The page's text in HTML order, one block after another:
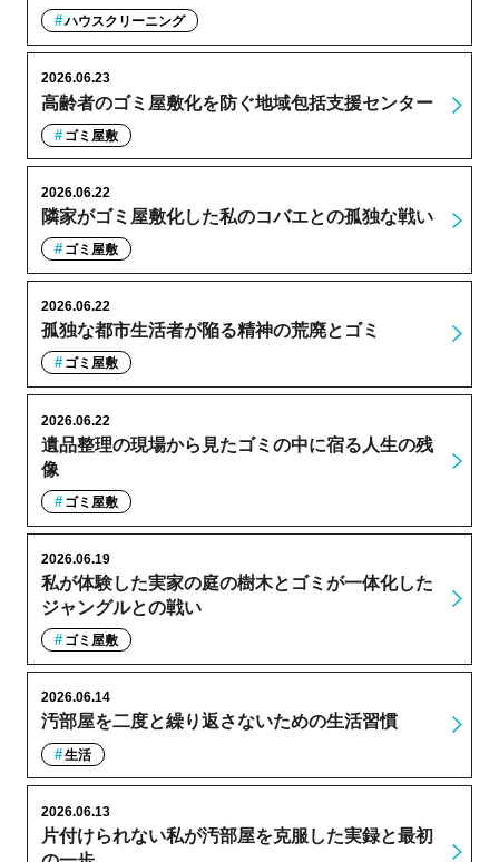
ハウスクリーニング
高齢者のゴミ屋敷化を防ぐ地域包括支援センター
2026.06.23
ゴミ屋敷
隣家がゴミ屋敷化した私のコバエとの孤独な戦い
2026.06.22
ゴミ屋敷
孤独な都市生活者が陥る精神の荒廃とゴミ
2026.06.22
ゴミ屋敷
遺品整理の現場から見たゴミの中に宿る人生の残
像
2026.06.22
ゴミ屋敷
私が体験した実家の庭の樹木とゴミが一体化した
ジャングルとの戦い
2026.06.19
ゴミ屋敷
汚部屋を二度と繰り返さないための生活習慣
2026.06.14
生活
片付けられない私が汚部屋を克服した実録と最初
2026.06.13